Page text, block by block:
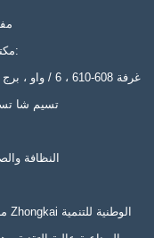
مكتب هونج كونج الرئيسي:
تسيم شا
النظافة